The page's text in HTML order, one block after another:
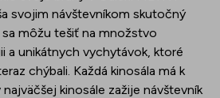
svojim návštevníkom skutočný
môžu tešiť na množstvo
a unikátnych vychytávok, ktoré
chýbali. Každá kinosála má k
kinosále zažije návštevník